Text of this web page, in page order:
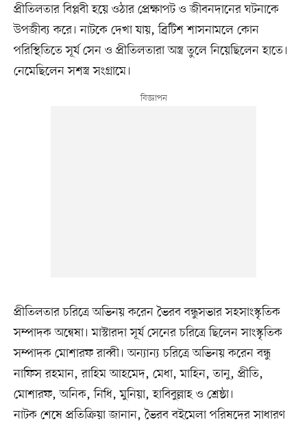
প্রীতিলতার বিপ্লবী হয়ে ওঠার প্রেক্ষাপট ও জীবনদানের ঘটনাকে
উপজীব্য করে। নাটকে দেখা যায়, ব্রিটিশ শাসনামলে কোন
পরিস্থিতিতে সূর্য সেন ও প্রীতিলতারা অস্ত্র তুলে নিয়েছিলেন হাতে।
নেমেছিলেন সশস্ত্র সংগ্রামে।
প্রীতিলতার চরিত্রে অভিনয় করেন ভৈরব বন্ধুসভার সহসাংস্কৃতিক
সম্পাদক অন্বেষা। মাস্টারদা সূর্য সেনের চরিত্রে ছিলেন সাংস্কৃতিক
সম্পাদক মোশারফ রাব্বী। অন্যান্য চরিত্রে অভিনয় করেন বন্ধু
নাফিস রহমান, রাহিম আহমেদ, মেধা, মাহিন, তানু, প্রীতি,
মোশারফ, অনিক, নিধি, মুনিয়া, হাবিবুল্লাহ ও শ্রেষ্ঠা।
নাটক শেষে প্রতিক্রিয়া জানান, ভৈরব বইমেলা পরিষদের সাধারণ